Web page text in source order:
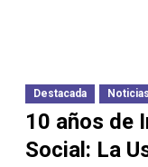
Destacada Noticias
10 años de
Social: La